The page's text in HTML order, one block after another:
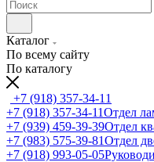
Каталог
По всему сайту
По каталогу
+7 (918) 357-34-11
+7 (918) 357-34-11Отдел
+7 (939) 459-39-39Отдел
+7 (983) 575-39-81Отдел
+7 (918) 993-05-05